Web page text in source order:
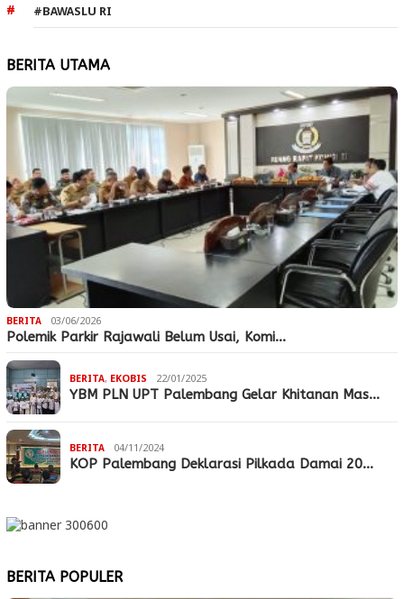
#BAWASLU RI
BERITA UTAMA
BERITA 03/06/2026
Polemik Parkir Rajawali Belum Usai, Komi…
BERITA, EKOBIS 22/01/2025
YBM PLN UPT Palembang Gelar Khitanan Mas…
BERITA 04/11/2024
KOP Palembang Deklarasi Pilkada Damai 20…
BERITA POPULER